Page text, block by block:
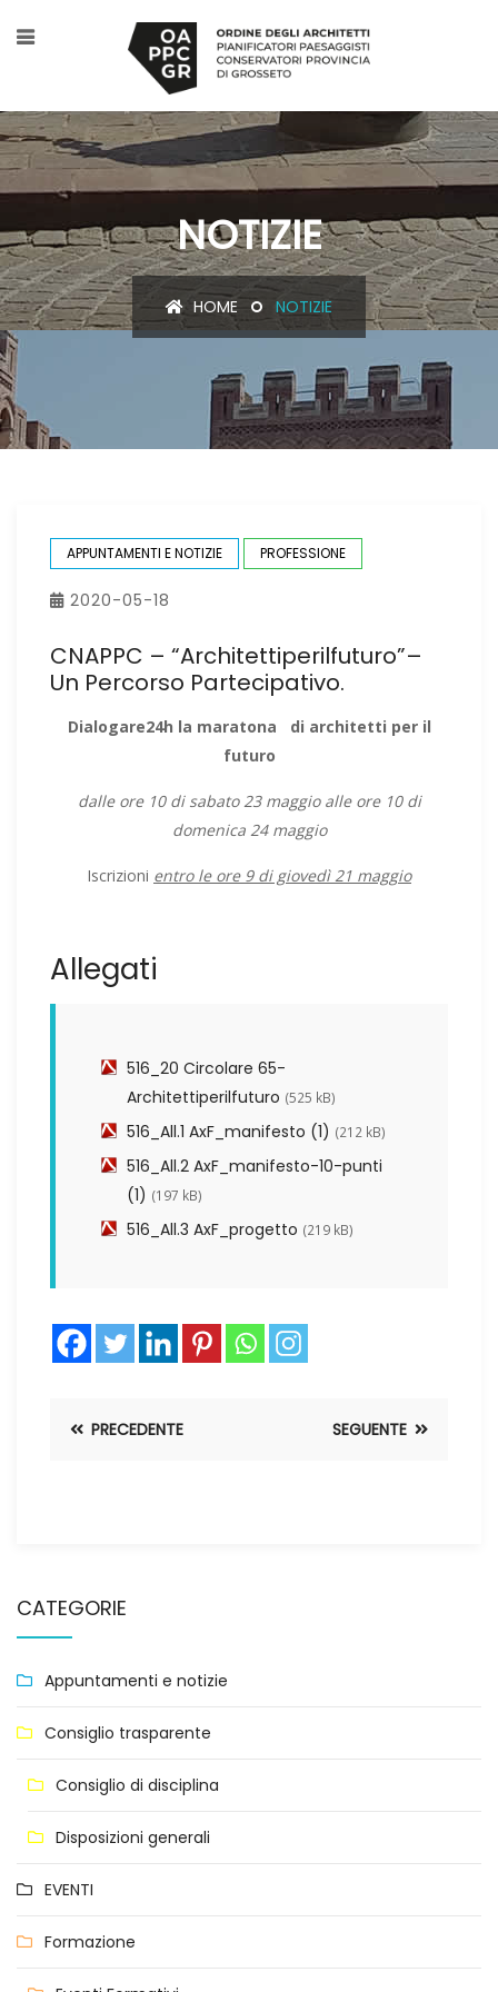
NOTIZIE
HOME NOTIZIE
APPUNTAMENTI E NOTIZIE PROFESSIONE
2020-05-18
CNAPPC – “architettiperilfuturo”–
Un Percorso Partecipativo.
Dialogare24h la maratona di architetti per il
futuro
dalle ore 10 di sabato 23 maggio alle ore 10 di
domenica 24 maggio
Iscrizioni entro le ore 9 di giovedì 21 maggio
Allegati
516_20 Circolare 65-
Architettiperilfuturo (525 kB)
516_All.1 AxF_manifesto (1) (212 kB)
516_All.2 AxF_manifesto-10-punti
(1) (197 kB)
516_All.3 AxF_progetto (219 kB)
PRECEDENTE SEGUENTE
CATEGORIE
Appuntamenti e notizie
Consiglio trasparente
Consiglio di disciplina
Disposizioni generali
EVENTI
Formazione